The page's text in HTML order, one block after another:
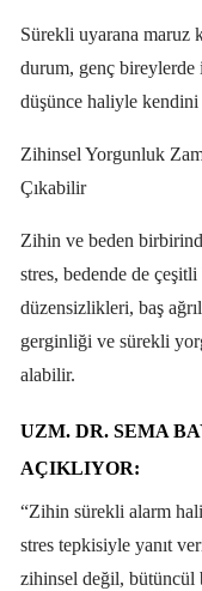
Sürekli uyarana maruz
durum, genç bireylerde
düşünce haliyle
Zihinsel Yorgunluk
Çıkabilir
Zihin ve beden
stres, bedende de
düzensizlikleri, baş
gerginliği ve sürekli
alabilir.
UZM. DR. SEMA
AÇIKLIYOR:
“Zihin sürekli alarm
stres tepkisiyle yanıt
zihinsel değil, bütüncül